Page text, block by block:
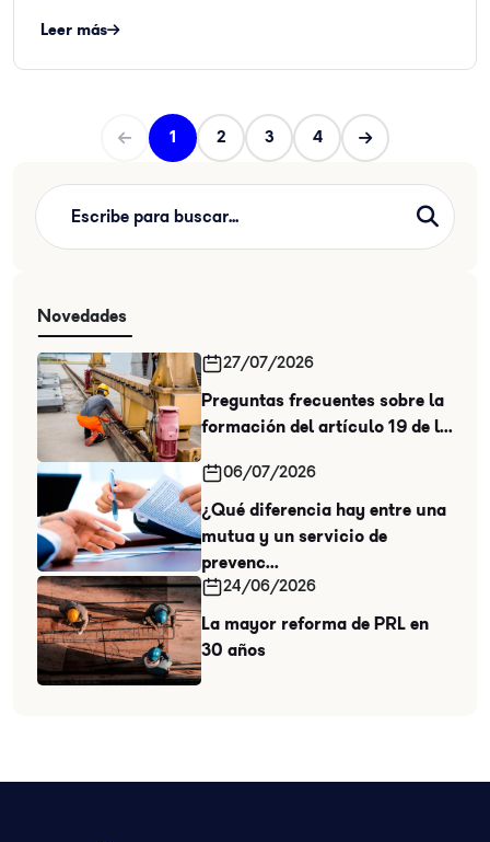
Leer más
1 2 3 4
Novedades
27/07/2026
Preguntas frecuentes sobre la
formación del artículo 19 de l...
06/07/2026
¿Qué diferencia hay entre una
mutua y un servicio de
prevenc...
24/06/2026
La mayor reforma de PRL en
30 años